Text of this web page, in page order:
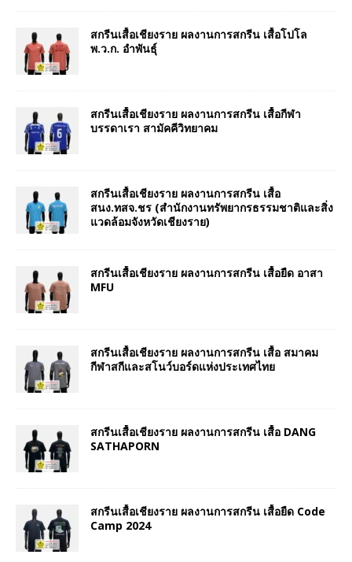
สกรีนเสื้อเชียงราย ผลงานการสกรีน เสื้อโปโล
พ.ว.ก. อำพันธุ์
สกรีนเสื้อเชียงราย ผลงานการสกรีน เสื้อกีฬา
บรรดาเรา สามัคคีวิทยาคม
สกรีนเสื้อเชียงราย ผลงานการสกรีน เสื้อ
สนง.ทสจ.ชร (สำนักงานทรัพยากรธรรมชาติและสิ่ง
แวดล้อมจังหวัดเชียงราย)
สกรีนเสื้อเชียงราย ผลงานการสกรีน เสื้อยืด อาสา
MFU
สกรีนเสื้อเชียงราย ผลงานการสกรีน เสื้อ สมาคม
กีฬาสกีและสโนว์บอร์ดแห่งประเทศไทย
สกรีนเสื้อเชียงราย ผลงานการสกรีน เสื้อ DANG
SATHAPORN
สกรีนเสื้อเชียงราย ผลงานการสกรีน เสื้อยืด Code
Camp 2024